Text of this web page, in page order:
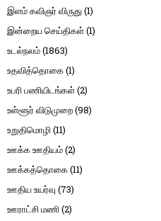
இளம் கவிஞர் விருது(1)
இன்றைய செய்திகள்(1)
உடல்நலம்(1863)
உதவித்தொகை(1)
உபரி பணியிடங்கள்(2)
உள்ளூர் விடுமுறை(98)
உறுதிமொழி(11)
ஊக்க ஊதியம்(2)
ஊக்கத்தொகை(11)
ஊதிய உயர்வு (73)
ஊராட்சி மணி(2)